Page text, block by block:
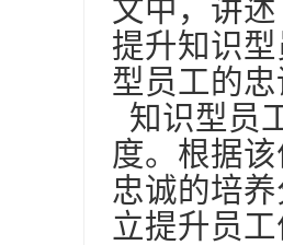
文中，讲
提升知识
型员工的
知识型员
度。根据
忠诚的培
立提升员